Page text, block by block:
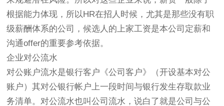
根据能力体现，所以HR在招人时候，尤其是那些没有职
级薪酬体系的公司，候选人的上家工资是本公司定薪和
沟通offer的重要参考依据。
企业对公流水
对公账户流水是银行客户《公司客户》（开设基本对公
账户）其对公银行帐户上一段时间与银行发生存取款业
务清单。对公流水也叫公司流水，说白了就是公司与公